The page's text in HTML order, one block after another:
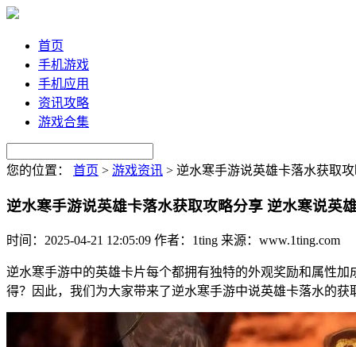
首页
手机游戏
手机应用
资讯攻略
游戏合集
您的位置： 首页 > 游戏资讯 > 逆水寒手游说英雄卡落水获取
逆水寒手游说英雄卡落水获取攻略分享 逆水寒说英
时间：2025-04-21 12:05:09 作者：1ting 来源：www.1ting.com
逆水寒手游中的英雄卡片每个都拥有独特的外观奖励和属性
得？因此，我们为大家带来了逆水寒手游中说英雄卡落水的